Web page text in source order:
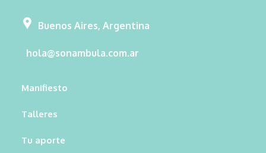
Buenos Aires, Argentina
hola@sonambula.com.ar
Manifiesto
Talleres
Tu aporte